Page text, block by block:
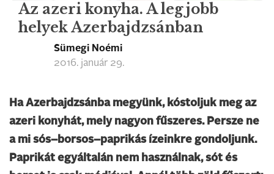
Az azeri konyha. A legjobb
helyek Azerbajdzsánban
Sümegi Noémi
2016. január 29.
Ha Azerbajdzsánba megyünk, kóstoljuk meg az
azeri konyhát, mely nagyon fűszeres. Persze ne
a mi sós–borsos–paprikás ízeinkre gondoljunk.
Paprikát egyáltalán nem használnak, sót és